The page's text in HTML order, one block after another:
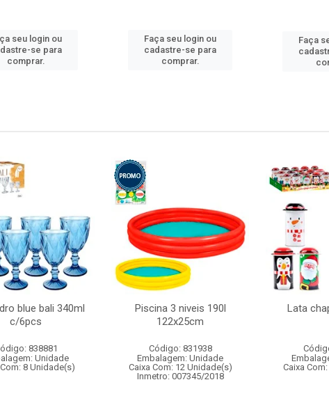
seu login ou
se para
comprar.
Faça seu login ou
cadastre-se para
comprar.
Faça
blue bali 340ml
c/6pcs
838881
Unidade
8 Unidade(s)
Piscina 3 niveis 190l
122x25cm
Código: 831938
Embalagem: Unidade
Caixa Com: 12 Unidade(s)
Inmetro: 007345/2018
Lata
Caixa